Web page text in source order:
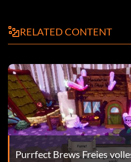
RELATED CONTENT
Purrfect Brews Freies